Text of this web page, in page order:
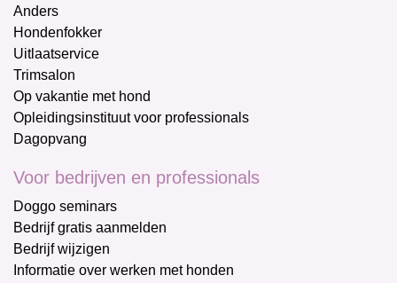
Anders
Hondenfokker
Uitlaatservice
Trimsalon
Op vakantie met hond
Opleidingsinstituut voor professionals
Dagopvang
Voor bedrijven en professionals
Doggo seminars
Bedrijf gratis aanmelden
Bedrijf wijzigen
Informatie over werken met honden